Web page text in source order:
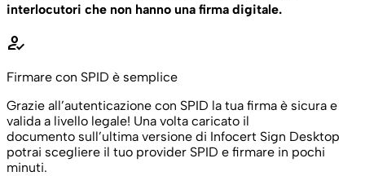
interlocutori che non hanno una firma digitale.
how_to_reg
Firmare con SPID è semplice
Grazie all’autenticazione con SPID la tua firma è sicura e
valida a livello legale! Una volta caricato il
documento sull’ultima versione di Infocert Sign Desktop
potrai scegliere il tuo provider SPID e firmare in pochi
minuti.